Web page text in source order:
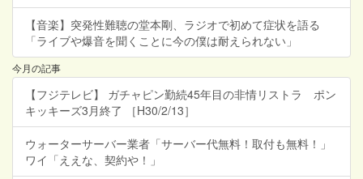
【音楽】突発性難聴の堂本剛、ラジオで初めて症状を語る
「ライブや爆音を聞くことに今の僕は耐えられない」
今月の記事
【フジテレビ】 ガチャピン勤続45年目の非情リストラ ポン
キッキーズ3月終了 ［H30/2/13］
ウォーターサーバー業者「サーバー代無料！取付も無料！」
ワイ「ええな、契約や！」